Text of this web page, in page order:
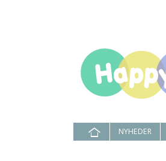
NYHEDER